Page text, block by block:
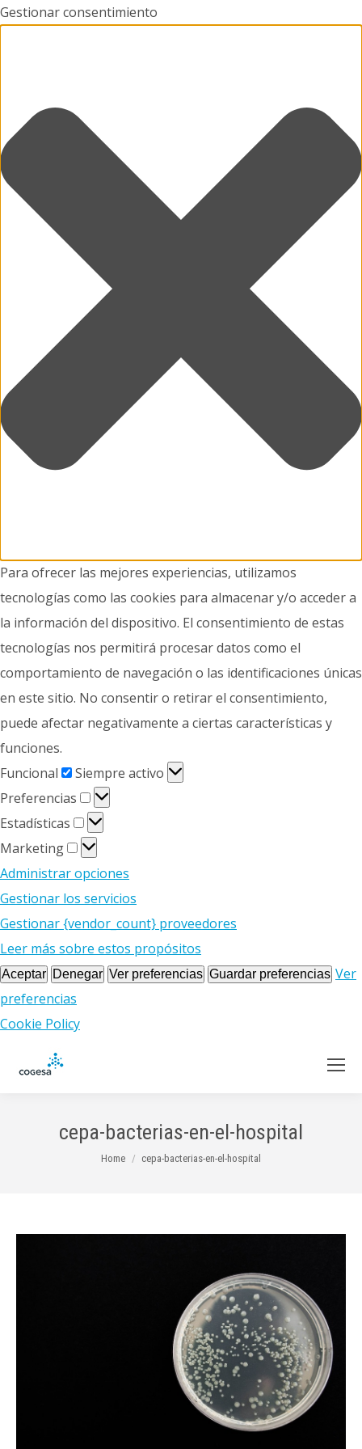
Gestionar consentimiento
Para ofrecer las mejores experiencias, utilizamos
tecnologías como las cookies para almacenar y/o acceder a
la información del dispositivo. El consentimiento de estas
tecnologías nos permitirá procesar datos como el
comportamiento de navegación o las identificaciones únicas
en este sitio. No consentir o retirar el consentimiento,
puede afectar negativamente a ciertas características y
funciones.
Funcional
Funcional
Siempre activo
Preferencias
Preferencias
Estadísticas
Estadísticas
Marketing
Marketing
Administrar opciones
Gestionar los servicios
Gestionar {vendor_count} proveedores
Leer más sobre estos propósitos
Aceptar Denegar Ver preferencias Guardar preferencias Ver
preferencias
Cookie Policy
cepa-bacterias-en-el-hospital
You are here:
Home cepa-bacterias-en-el-hospital